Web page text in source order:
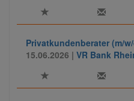
Privatkundenberater (m/
15.06.2026 | VR Bank